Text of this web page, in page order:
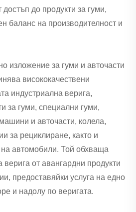
до продукти за гуми,
баланс на производителност и
изложение за гуми и авточасти
висококачествени
индустриална верига,
за гуми, специални гуми,
и авточасти, колела,
за рециклиране, както и
автомобили. Той обхваща
верига от авангардни продукти
предоставяйки услуга на едно
и надолу по веригата.